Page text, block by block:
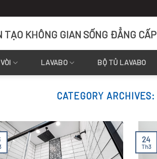
TẠO KHÔNG GIAN SỐNG ĐẲNG CẤP
LAVABO BỘ TỦ LAVABO
CATEGORY ARCHIVES:
24
Th3